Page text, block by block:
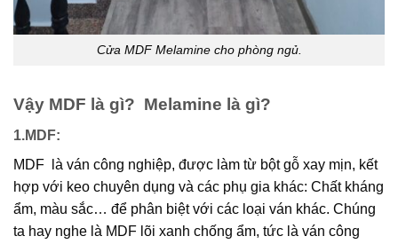
Cửa MDF Melamine cho phòng ngủ.
Vậy MDF là gì? Melamine là gì?
1.MDF:
MDF là ván công nghiệp, được làm từ bột gỗ xay mịn, kết
hợp với keo chuyên dụng và các phụ gia khác: Chất kháng
ẩm, màu sắc… để phân biệt với các loại ván khác. Chúng
ta hay nghe là MDF lõi xanh chống ẩm, tức là ván công